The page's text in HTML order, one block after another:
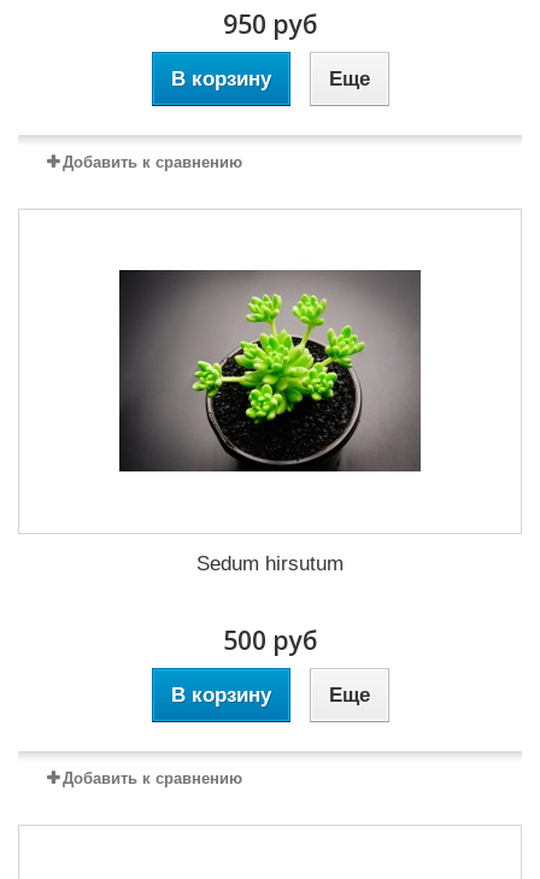
950 руб
В корзину Еще
Добавить к сравнению
Sedum hirsutum
500 руб
В корзину Еще
Добавить к сравнению